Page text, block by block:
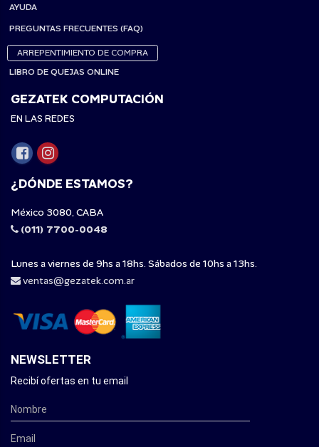
AYUDA
PREGUNTAS FRECUENTES (FAQ)
ARREPENTIMIENTO DE COMPRA
LIBRO DE QUEJAS ONLINE
GEZATEK COMPUTACIÓN
EN LAS REDES
¿DÓNDE ESTAMOS?
México 3080, CABA
(011) 7700-0048
Lunes a viernes de 9hs a 18hs. Sábados de 10hs a 13hs.
ventas@gezatek.com.ar
NEWSLETTER
Recibí ofertas en tu email